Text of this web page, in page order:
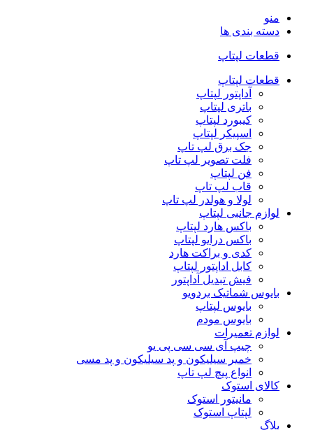
منو
دسته بندی ها
قطعات لپتاپ
قطعات لپتاپ
آداپتور لپتاپ
باتری لپتاپ
کیبورد لپتاپ
اسپیکر لپتاپ
جک برق لپ تاپ
فلت تصویر لپ تاپ
فن لپتاپ
قاب لپ تاپ
لولا و هولدر لپ تاپ
لوازم جانبی لپتاپ
باکس هارد لپتاپ
باکس درایو لپتاپ
کدی و براکت هارد
کابل اداپتور لپتاپ
فیش تبدیل آداپتور
بایوس شماتیک بردویو
بایوس لپتاپ
بایوس مودم
لوازم تعمیرات
چیپ آی سی سی پی یو
خمیر سیلیکون و پد سیلیکون و پد مسی
انواع پیچ لپ تاپ
کالای استوک
مانیتور استوک
لپتاپ استوک
بلاگ